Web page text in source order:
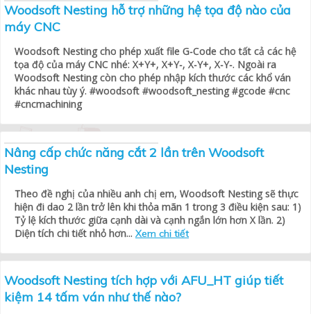
Woodsoft Nesting hỗ trợ những hệ tọa độ nào của
máy CNC
Woodsoft Nesting cho phép xuất file G-Code cho tất cả các hệ
tọa độ của máy CNC nhé: X+Y+, X+Y-, X-Y+, X-Y-. Ngoài ra
Woodsoft Nesting còn cho phép nhập kích thước các khổ ván
khác nhau tùy ý. #woodsoft #woodsoft_nesting #gcode #cnc
#cncmachining
Nâng cấp chức năng cắt 2 lần trên Woodsoft
Nesting
Theo đề nghị của nhiều anh chị em, Woodsoft Nesting sẽ thực
hiện đi dao 2 lần trở lên khi thỏa mãn 1 trong 3 điều kiện sau: 1)
Tỷ lệ kích thước giữa cạnh dài và cạnh ngắn lớn hơn X lần. 2)
Diện tích chi tiết nhỏ hơn... Xem chi tiết
Woodsoft Nesting tích hợp với AFU_HT giúp tiết
kiệm 14 tấm ván như thế nào?